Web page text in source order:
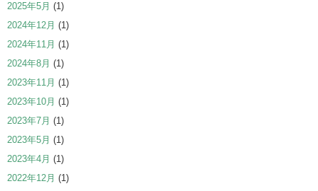
2025年5月 (1)
2024年12月 (1)
2024年11月 (1)
2024年8月 (1)
2023年11月 (1)
2023年10月 (1)
2023年7月 (1)
2023年5月 (1)
2023年4月 (1)
2022年12月 (1)